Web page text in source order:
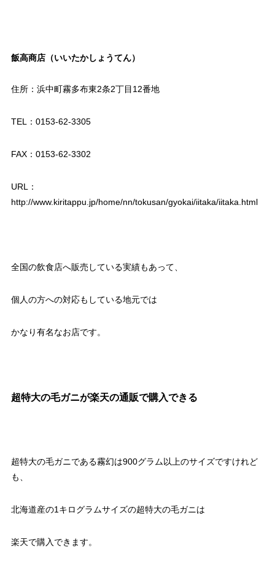
飯高商店（いいたかしょうてん）
住所：浜中町霧多布東2条2丁目12番地
TEL：0153-62-3305
FAX：0153-62-3302
URL：
http://www.kiritappu.jp/home/nn/tokusan/gyokai/iitaka/iitaka.html
全国の飲食店へ販売している実績もあって、
個人の方への対応もしている地元では
かなり有名なお店です。
超特大の毛ガニが楽天の通販で購入できる
超特大の毛ガニである霧幻は900グラム以上のサイズですけれど
も、
北海道産の1キログラムサイズの超特大の毛ガニは
楽天で購入できます。